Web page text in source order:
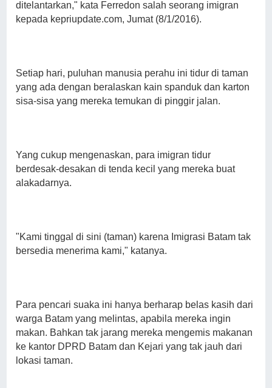
ditelantarkan," kata Ferredon salah seorang imigran
kepada kepriupdate.com, Jumat (8/1/2016).
Setiap hari, puluhan manusia perahu ini tidur di taman
yang ada dengan beralaskan kain spanduk dan karton
sisa-sisa yang mereka temukan di pinggir jalan.
Yang cukup mengenaskan, para imigran tidur
berdesak-desakan di tenda kecil yang mereka buat
alakadarnya.
"Kami tinggal di sini (taman) karena Imigrasi Batam tak
bersedia menerima kami," katanya.
Para pencari suaka ini hanya berharap belas kasih dari
warga Batam yang melintas, apabila mereka ingin
makan. Bahkan tak jarang mereka mengemis makanan
ke kantor DPRD Batam dan Kejari yang tak jauh dari
lokasi taman.